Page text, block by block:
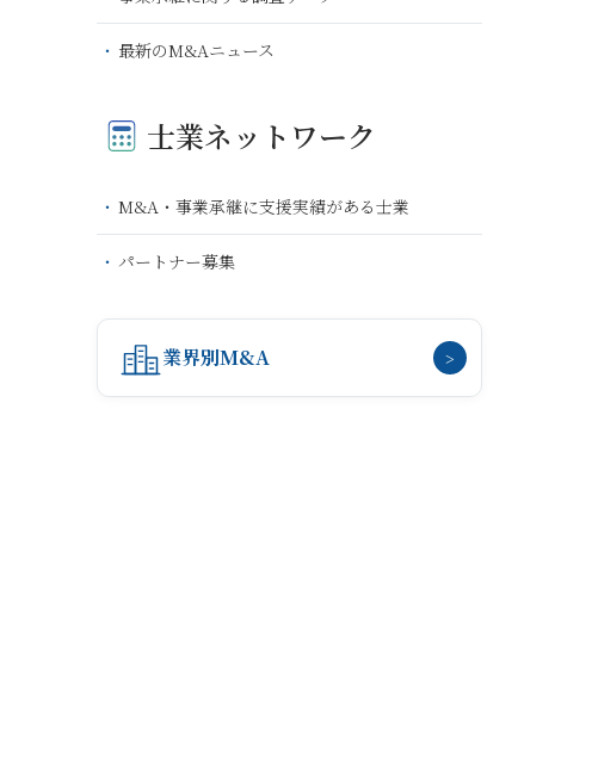
最新のM&Aニュース
士業ネットワーク
M&A・事業承継に支援実績がある士業
パートナー募集
業界別M&A >